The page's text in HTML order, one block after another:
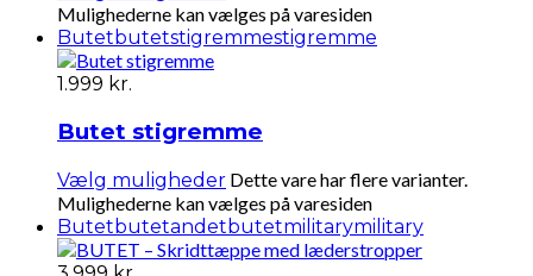
Mulighederne kan vælges på varesiden
Butetbutetstigremmestigremme
1.999 kr.
Butet stigremme
Vælg muligheder Dette vare har flere varianter.
Mulighederne kan vælges på varesiden
Butetbutetandetbutetmilitarymilitary